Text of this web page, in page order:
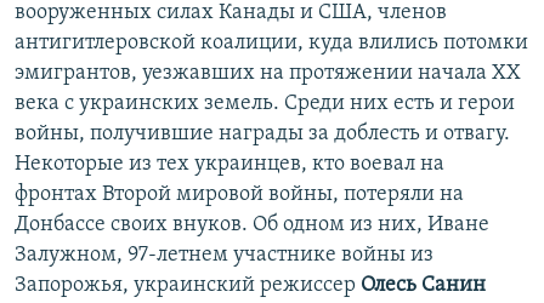
вооруженных силах Канады и США, членов
антигитлеровской коалиции, куда влились потомки
эмигрантов, уезжавших на протяжении начала XX
века с украинских земель. Среди них есть и герои
войны, получившие награды за доблесть и отвагу.​
Некоторые из тех украинцев, кто воевал на
фронтах Второй мировой войны, потеряли на
Донбассе своих внуков. Об одном из них, Иване
Залужном, 97-летнем участнике войны из
Запорожья, украинский режиссер Олесь Санин